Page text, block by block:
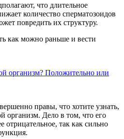
что длительное
количество сперматозоидов
повредить их структуру.
как можно раньше и вести
организм? Положительно или
правы, что хотите узнать,
организм. Дело в том, что его
отрицательное, так как сильно